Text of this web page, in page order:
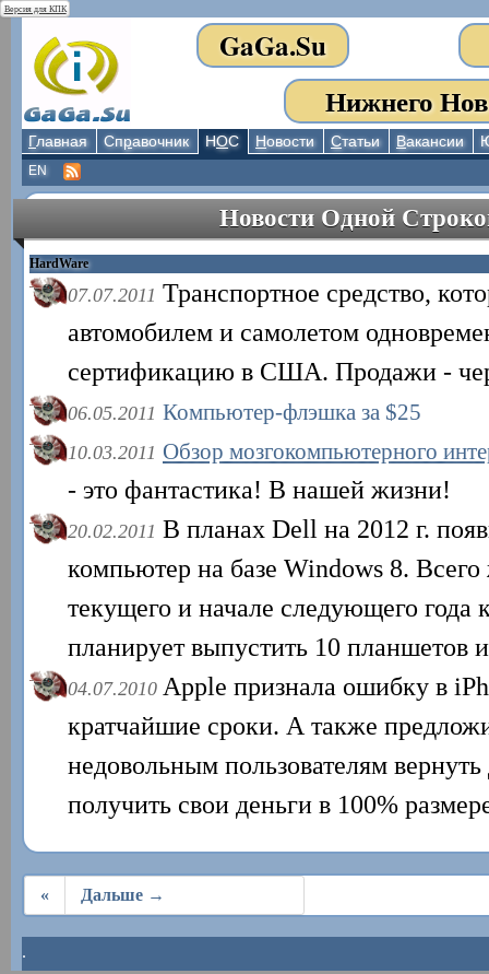
Версия для КПК
GaGa.Su
Нижнего
Главная Справочник НОС Новости Статьи Вакансии
EN
Новости Одной
HardWare
07.07.2011 Транспортное средство,
автомобилем и самолетом
сертификацию в США. Продажи -
06.05.2011 Компьютер-флэшка за $25
10.03.2011 Обзор мозгокомпьютерного
- это фантастика! В нашей жизни!
20.02.2011 В планах Dell на 2012 г.
компьютер на базе Windows 8. Всего
текущего и начале следующего года
планирует выпустить 10 планшетов
04.07.2010 Apple признала ошибку в
кратчайшие сроки. А также
недовольным пользователям
получить свои деньги в 100%
« Дальше →
.